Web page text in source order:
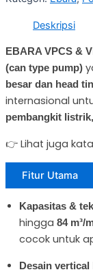
Deskripsi
EBARA VPCS &
(can type pump)
besar dan head
internasional
pembangkit
👉 Lihat juga
Fitur Utama
Kapasitas &
hingga 84 m³/
cocok untuk
Desain